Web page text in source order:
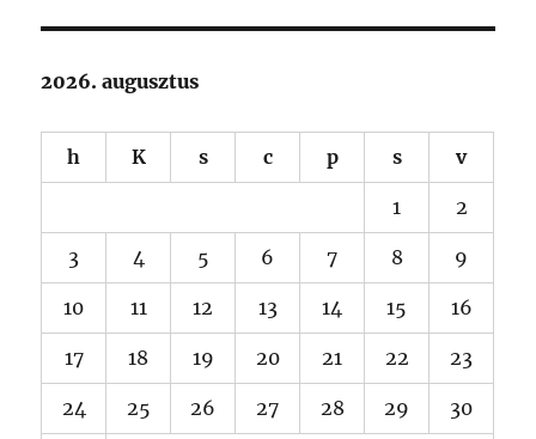
2026. augusztus
h K s c p s v
1 2
3 4 5 6 7 8 9
10 11 12 13 14 15 16
17 18 19 20 21 22 23
24 25 26 27 28 29 30